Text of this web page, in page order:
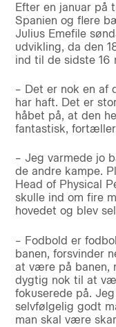
Efter en januar på
Spanien og flere
Julius Emefile
udvikling, da den
ind til de sidste 16
– Det er nok en af
har haft. Det er
håbet på, at den
fantastisk,
– Jeg varmede jo
de andre kampe.
Head of Physical
skulle ind om fire
hovedet og blev
– Fodbold er
banen, forsvinder
at være på banen,
dygtig nok til at
fokuserede på.
selvfølgelig godt
man skal være